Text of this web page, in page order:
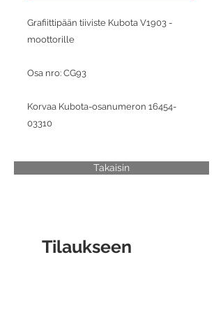
Grafiittipään tiiviste Kubota V1903 -
moottorille
Osa nro: CG93
Korvaa Kubota-osanumeron 16454-
03310
Takaisin
Tilaukseen